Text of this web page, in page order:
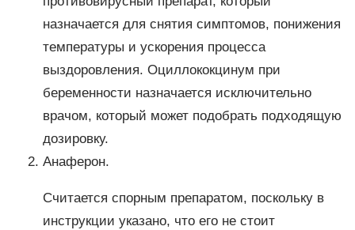
назначается для снятия симптомов, понижения
температуры и ускорения процесса
выздоровления. Оциллококцинум при
беременности назначается исключительно
врачом, который может подобрать подходящую
дозировку.
Анаферон.
Считается спорным препаратом, поскольку в
инструкции указано, что его не стоит